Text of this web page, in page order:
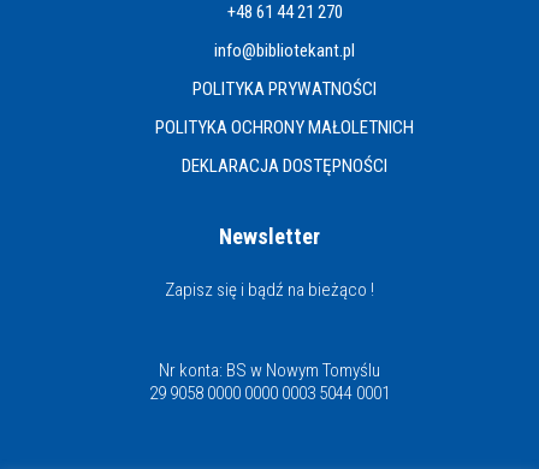
+48 61 44 21 270
info@bibliotekant.pl
POLITYKA PRYWATNOŚCI
POLITYKA OCHRONY MAŁOLETNICH
DEKLARACJA DOSTĘPNOŚCI
Newsletter
Zapisz się i bądź na bieżąco !
Nr konta: BS w Nowym Tomyślu
29 9058 0000 0000 0003 5044 0001